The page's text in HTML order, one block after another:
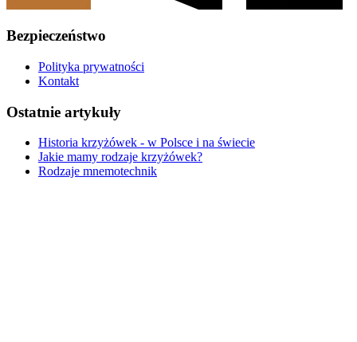
Bezpieczeństwo
Polityka prywatności
Kontakt
Ostatnie artykuły
Historia krzyżówek - w Polsce i na świecie
Jakie mamy rodzaje krzyżówek?
Rodzaje mnemotechnik